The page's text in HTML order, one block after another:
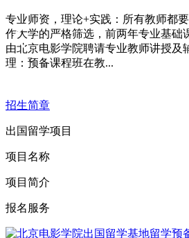
专业师资，理论+实践：所有教师都
作大学的严格筛选，前两年专业基础
由北京电影学院聘请专业教师讲授及
理：预备课程班在教...
招生简章
出国留学项目
项目名称
项目简介
报名服务